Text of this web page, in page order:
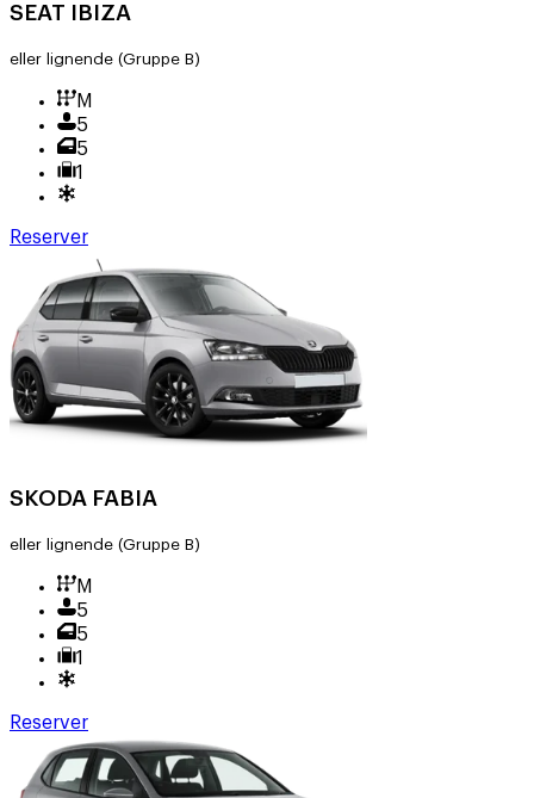
SEAT IBIZA
eller lignende (Gruppe B)
M
5
5
1
Reserver
SKODA FABIA
eller lignende (Gruppe B)
M
5
5
1
Reserver